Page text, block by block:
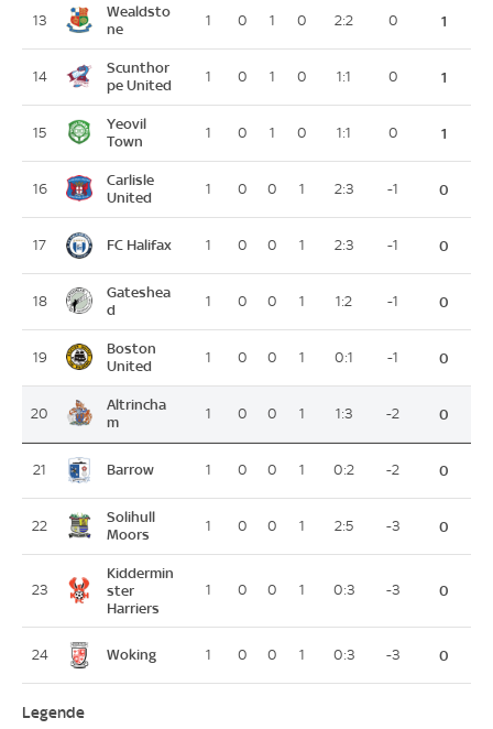
13
Wealdsto
ne
1 0 1 0 2:2 0 1
14
Scunthor
pe United
1 0 1 0 1:1 0 1
15
Yeovil
Town
1 0 1 0 1:1 0 1
16
Carlisle
United
1 0 0 1 2:3 -1 0
17 FC Halifax 1 0 0 1 2:3 -1 0
18
Gateshea
d
1 0 0 1 1:2 -1 0
19
Boston
United
1 0 0 1 0:1 -1 0
20
Altrincha
m
1 0 0 1 1:3 -2 0
21 Barrow 1 0 0 1 0:2 -2 0
22
Solihull
Moors
1 0 0 1 2:5 -3 0
23
Kiddermin
ster
Harriers
1 0 0 1 0:3 -3 0
24 Woking 1 0 0 1 0:3 -3 0
Legende